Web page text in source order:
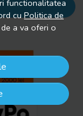
functionalitatea
cuPolitica de
a va oferi o